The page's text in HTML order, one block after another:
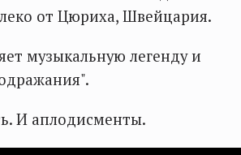
от Цюриха, Швейцария.
музыкальную легенду и
И аплодисменты.